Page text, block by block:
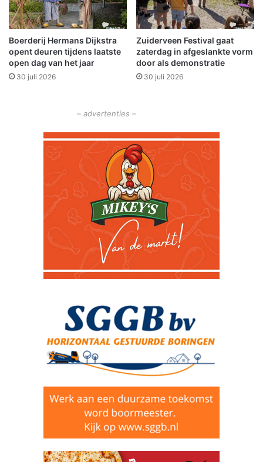
l
u
i
t
s
h
o
w
e
o
p
z
e
t
Boerderij Hermans Dijkstra
opent deuren tijdens laatste
open dag van het jaar
30 juli 2026
Zuiderveen Festival gaat
zaterdag in afgeslankte vorm
door als demonstratie
30 juli 2026
– advertenties –